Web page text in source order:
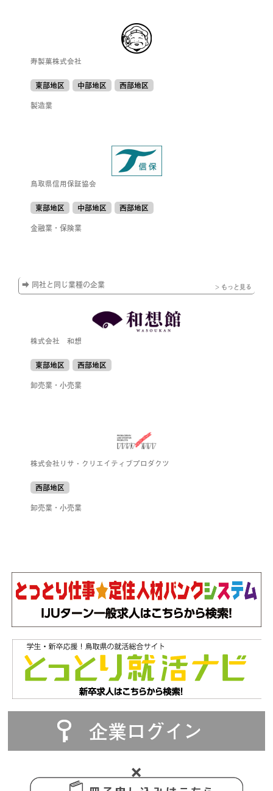
寿製菓株式会社
東部地区 中部地区
西部地区
製造業
鳥取県信用保証協会
東部地区 中部地区
西部地区
金融業・保険業
➡ 同社と同じ業種の企業 > もっと見る
株式会社 和想
東部地区
西部地区
卸売業・小売業
株式会社リサ・クリエイティブプロダクツ
西部地区
卸売業・小売業
企業ログイン